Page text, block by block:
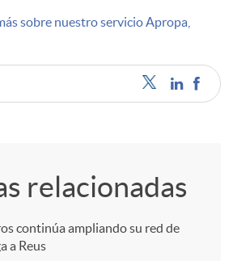
sobre nuestro servicio Apropa,
relacionadas
continúa ampliando su red de
a Reus